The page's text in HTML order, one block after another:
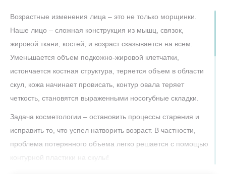
Возрастные изменения лица – это не только морщинки.
Наше лицо – сложная конструкция из мышц, связок,
жировой ткани, костей, и возраст сказывается на всем.
Уменьшается объем подкожно-жировой клетчатки,
истончается костная структура, теряется объем в области
скул, кожа начинает провисать, контур овала теряет
четкость, становятся выраженными носогубные складки.
Задача косметологии – остановить процессы старения и
исправить то, что успел натворить возраст. В частности,
проблема потерянного объема легко решается с помощью
контурной пластики на скулы!